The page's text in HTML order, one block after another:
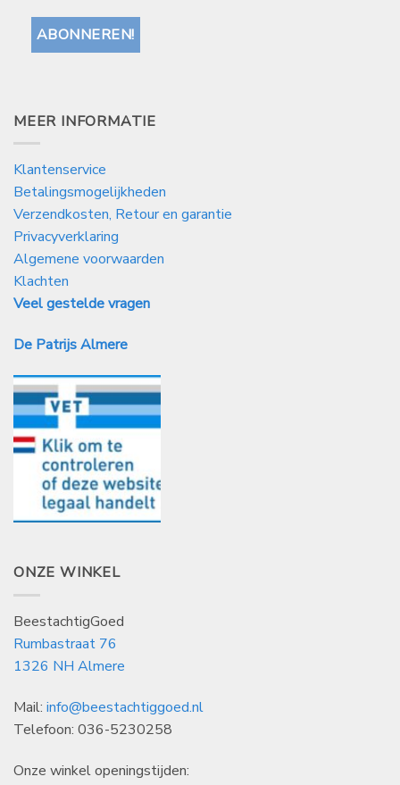
MEER INFORMATIE
Klantenservice
Betalingsmogelijkheden
Verzendkosten, Retour en garantie
Privacyverklaring
Algemene voorwaarden
Klachten
Veel gestelde vragen
De Patrijs Almere
ONZE WINKEL
BeestachtigGoed
Rumbastraat 76
1326 NH Almere
Mail: info@beestachtiggoed.nl
Telefoon: 036-5230258
Onze winkel openingstijden: